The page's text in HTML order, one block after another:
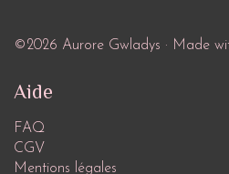
©2026 Aurore Gwladys · Made
Aide
FAQ
CGV
Mentions légales